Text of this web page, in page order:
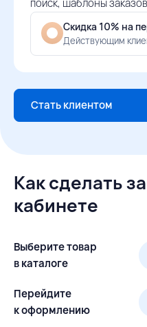
поиск, шаблоны
Скидка 10% на
Действующим
Стать клиентом
Как сделать
кабинете
Выберите товар
в каталоге
Перейдите
к оформлению